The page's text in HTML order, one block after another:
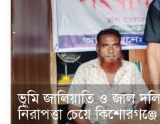
ভূমি জালিয়াতি ও জাল
নিরাপত্তা চেয়ে